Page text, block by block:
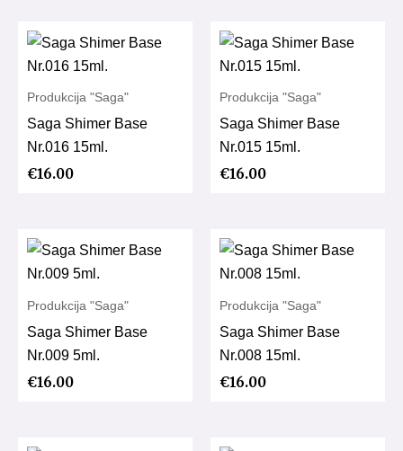
Produkcija "Saga"
Saga Shimer Base
Nr.016 15ml.
€16.00
Produkcija "Saga"
Saga Shimer Base
Nr.015 15ml.
€16.00
Produkcija "Saga"
Saga Shimer Base
Nr.009 5ml.
€16.00
Produkcija "Saga"
Saga Shimer Base
Nr.008 15ml.
€16.00